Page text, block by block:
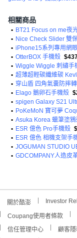
相關商品
• BT21 Focus on me夜
• Nice Check Slider 雙
• iPhone15系列專用網
• OtterBOX 手機殼
• Wiggle Wiggle 刺繡手
• 超薄超輕碳纖維碳
• 穿山盾 四角氣囊防摔
• Elago 鵝卵石手機殼
• spigen Galaxy S21
• PoKeMoN 寶可夢
• Asuka Korea 蠟筆塗
• ESR 億色 Pro手機殼
• ESR 億色 相機支架手
• JOGUMAN STUDIO
• GDCOMPANY人造皮
關於酷澎 Investor
Coupang使用者條款
信任管理中心
顧客